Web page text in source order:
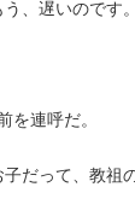
、遅いのです。
を連呼だ。
だって、教祖